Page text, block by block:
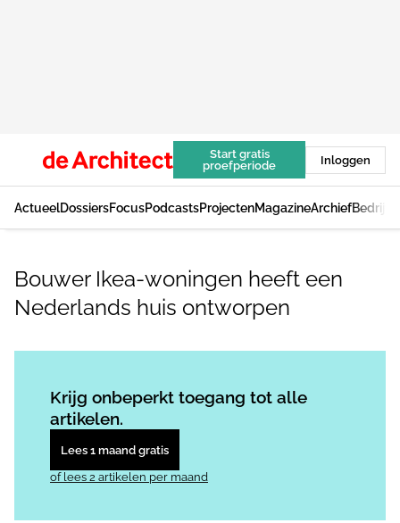
Start gratis
proefperiode
Inloggen
ActueelDossiersFocusPodcastsProjectenMagazineArchief
Bouwer Ikea-woningen heeft een
Nederlands huis ontworpen
Krijg onbeperkt toegang tot alle
artikelen.
Lees 1 maand gratis
of lees 2 artikelen per maand